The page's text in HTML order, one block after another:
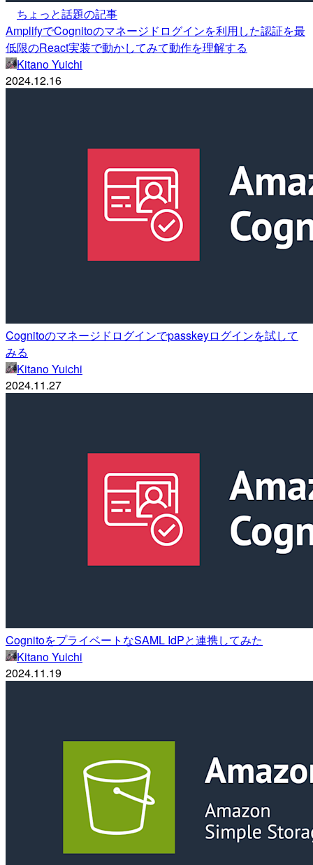
ちょっと話題の記事
AmplifyでCognitoのマネージドログインを利用した認証を最
低限のReact実装で動かしてみて動作を理解する
Kitano Yuichi
2024.12.16
Cognitoのマネージドログインでpasskeyログインを試して
みる
Kitano Yuichi
2024.11.27
CognitoをプライベートなSAML IdPと連携してみた
Kitano Yuichi
2024.11.19